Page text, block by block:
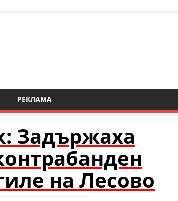
РЕКЛАМА
Задържаха
на Лесово